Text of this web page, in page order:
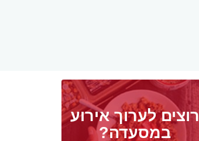
רוצים לערוך אירוע
במסעדה?